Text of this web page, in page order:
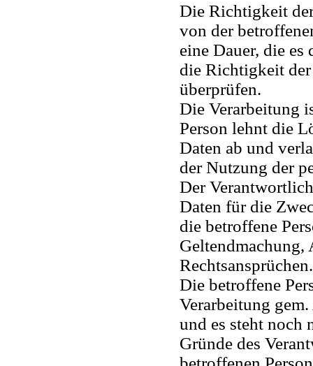
Die Richtigkeit
von der
eine Dauer, die
die Richtigkeit der
überprüfen.
Die Verarbeitung
Person lehnt die
Daten ab und
der Nutzung der
Der
Daten für die
die betroffene
Rechtsansprüchen.
Die betroffene
Verarbeitung
und es steht noch
Gründe des